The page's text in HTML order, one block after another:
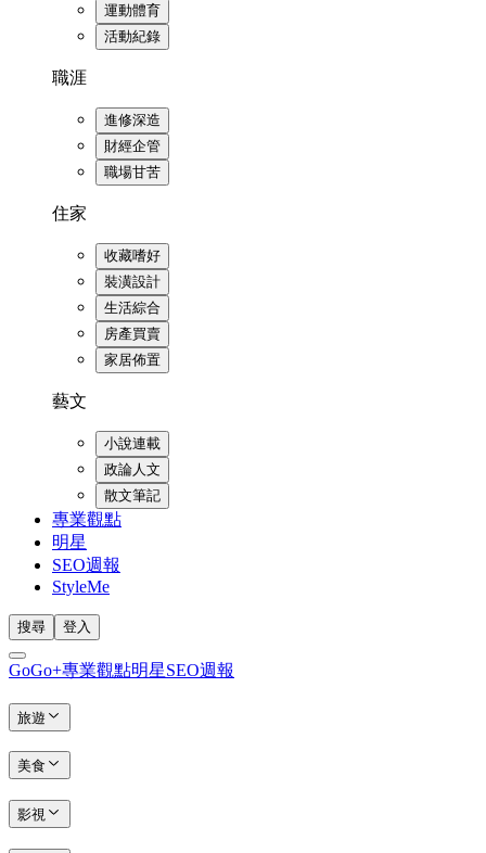
運動體育
活動紀錄
職涯
進修深造
財經企管
職場甘苦
住家
收藏嗜好
裝潢設計
生活綜合
房產買賣
家居佈置
藝文
小說連載
政論人文
散文筆記
專業觀點
明星
SEO週報
StyleMe
搜尋 登入
GoGo+專業觀點明星SEO週報
旅遊
美食
影視